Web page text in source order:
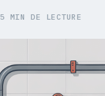
5 MIN DE LECTURE